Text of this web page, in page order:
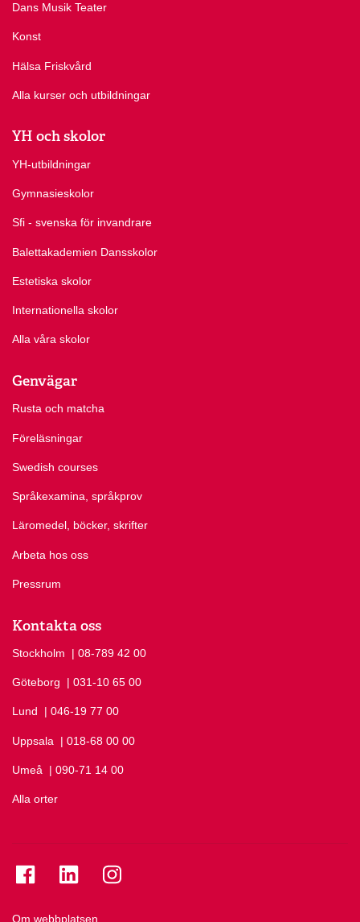
Dans Musik Teater
Konst
Hälsa Friskvård
Alla kurser och utbildningar
YH och skolor
YH-utbildningar
Gymnasieskolor
Sfi - svenska för invandrare
Balettakademien Dansskolor
Estetiska skolor
Internationella skolor
Alla våra skolor
Genvägar
Rusta och matcha
Föreläsningar
Swedish courses
Språkexamina, språkprov
Läromedel, böcker, skrifter
Arbeta hos oss
Pressrum
Kontakta oss
Stockholm Ring Stockholm på
| 08-789 42 00
Göteborg Ring Göteborg på
| 031-10 65 00
Lund Ring Lund på
| 046-19 77 00
Uppsala Ring Uppsala på
| 018-68 00 00
Umeå Ring Umeå på
| 090-71 14 00
Alla orter
Om webbplatsen
Se folkuniversitetet på Facebook
Se folkuniversitetet på LinkedIn